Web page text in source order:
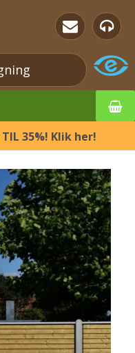
TIL 35%! Klik her!